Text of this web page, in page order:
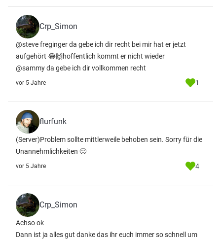
Crp_Simon
@steve freginger da gebe ich dir recht bei mir hat er jetzt
aufgehört 😂🙌hoffentlich kommt er nicht wieder
@sammy da gebe ich dir vollkommen recht
vor 5 Jahre 1
flurfunk
(Server)Problem sollte mittlerweile behoben sein. Sorry für die
Unannehmlichkeiten 🙂
vor 5 Jahre 4
Crp_Simon
Achso ok
Dann ist ja alles gut danke das ihr euch immer so schnell um